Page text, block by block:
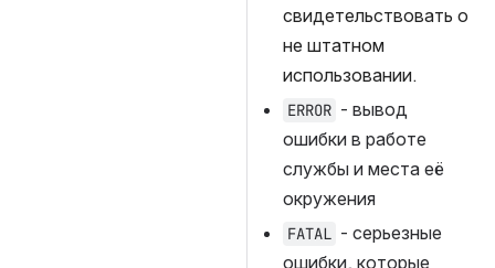
свидетельствовать о
не штатном
использовании.
ERROR - вывод
ошибки в работе
службы и места её
окружения
FATAL - серьезные
ошибки, которые